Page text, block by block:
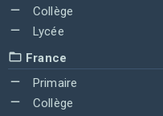
Collège
Lycée
France
Primaire
Collège